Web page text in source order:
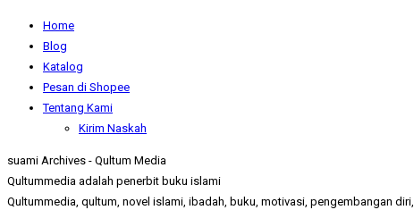
Home
Blog
Katalog
Pesan di Shopee
Tentang Kami
Kirim Naskah
suami Archives - Qultum Media
Qultummedia adalah penerbit buku islami
Qultummedia, qultum, novel islami, ibadah, buku, motivasi, pengembangan diri,